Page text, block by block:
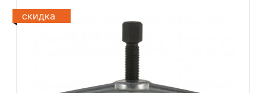
скидка